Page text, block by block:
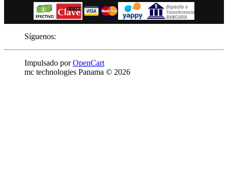
Síguenos:
Impulsado porOpenCart
mc technologies Panama © 2026